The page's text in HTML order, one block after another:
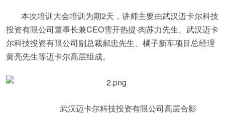
本次培训大会培训为期2天，讲师主要由武汉迈卡尔科技
投资有限公司董事长兼CEO雪开热提·肉苏力先生、武汉迈卡
尔科技投资有限公司副总裁郝忠先生、橘子新车项目总经理
黄亮先生等迈卡尔高层组成。
武汉迈卡尔科技投资有限公司高层合影